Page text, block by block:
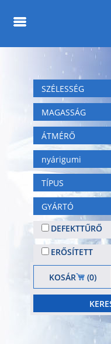
DEFEKTTŰRŐ
ERŐSÍTETT
KOSÁR (0)